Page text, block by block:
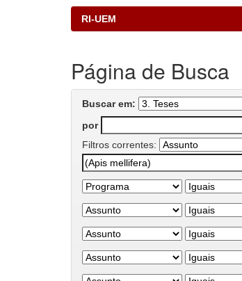
RI-UEM
Página de Busca
Buscar em:
por
Filtros correntes: